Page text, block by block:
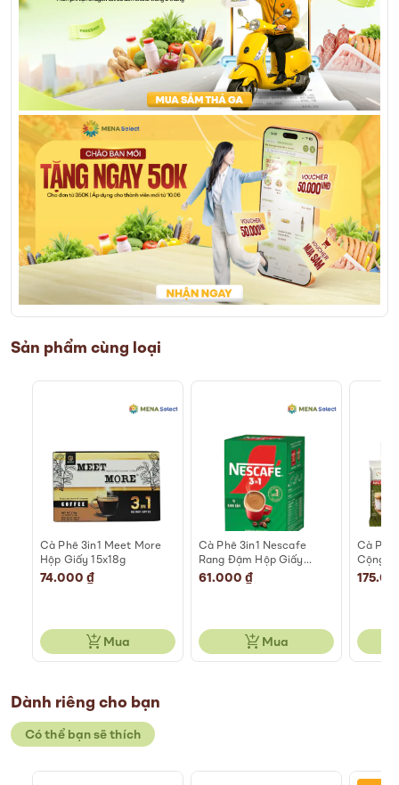
Sản phẩm cùng loại
Cà Phê 3in1 Meet More
Hộp Giấy 15x18g
74.000 ₫
Mua
Cà Phê 3in1 Nescafe
Rang Đậm Hộp Giấy
18x16g
61.000 ₫
Mua
Cà Phê
Cộng
Dành riêng cho bạn
Có thể bạn sẽ thích